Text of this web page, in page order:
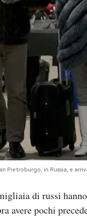
Pietroburgo, in Russia, e
di russi
avere pochi